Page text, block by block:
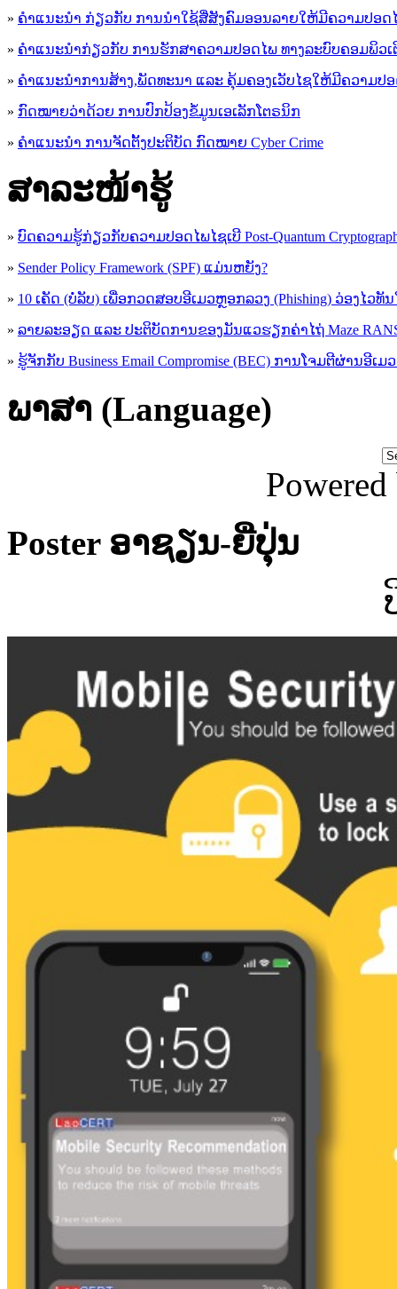
» ຄໍາແນະນໍາ ກ່ຽວກັບ ການນໍາໃຊ້ສື່ສັງຄົມອອນລາຍໃຫ້ມີຄວາມປອດ
» ຄຳແນະນຳກ່ຽວກັບ ການຮັກສາຄວາມປອດໄພ ທາງລະບົບຄອມພິວເ
» ຄຳແນະນຳການສ້າງ,ພັດທະນາ ແລະ ຄຸ້ມຄອງເວັບໄຊໃຫ້ມີຄວາມປ
» ກົດໝາຍວ່າດ້ວຍ ການປົກປ້ອງຂໍ້ມູນເອເລັກໂຕຣນິກ
» ຄຳແນະນຳ ການຈັດຕັ້ງປະຕິບັດ ກົດໝາຍ Cyber Crime
ສາລະໜ້າຮູ້
» ບົດຄວາມຮູ້ກ່ຽວກັບຄວາມປອດໄພໄຊເບີ Post-Quantum
» Sender Policy Framework (SPF) ແມ່ນຫຍັງ?
» 10 ເຄັດ (ບໍ່ລັບ) ເພື່ອກວດສອບອີເມວຫຼອກລວງ (Phishing) ວ່ອງໄວທັ
» ລາຍລະອຽດ ແລະ ປະຕິບັດການຂອງມັນແວຮຽກຄ່າໄຖ່ Maze
» ຮູ້​ຈັກກັບ​ Business Email Compromise (BEC) ການ​ໂຈມ​ຕີ​ຜ່ານ​ອີ​ເ
ພາສາ (Language)
Poster ອາຊຽນ-ຍີ່ປຸ່ນ